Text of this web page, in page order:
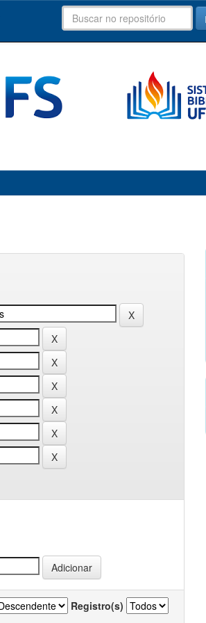
Registro(s)